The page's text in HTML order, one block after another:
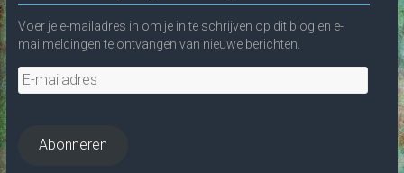
Voer je e-mailadres in om je in te schrijven op dit blog en e-
mailmeldingen te ontvangen van nieuwe berichten.
E-
mailadres
Abonneren